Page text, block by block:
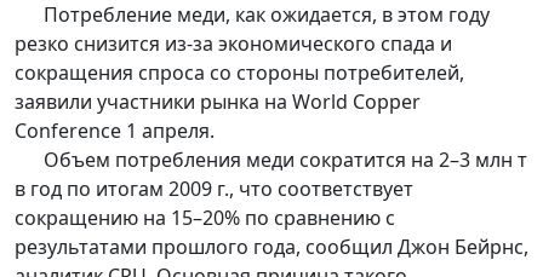
Потребление меди, как ожидается, в этом году
резко снизится из-за экономического спада и
сокращения спроса со стороны потребителей,
заявили участники рынка на World Copper
Conference 1 апреля.
Объем потребления меди сократится на 2–3 млн т
в год по итогам 2009 г., что соответствует
сокращению на 15–20% по сравнению с
результатами прошлого года, сообщил Джон Бейрнс,